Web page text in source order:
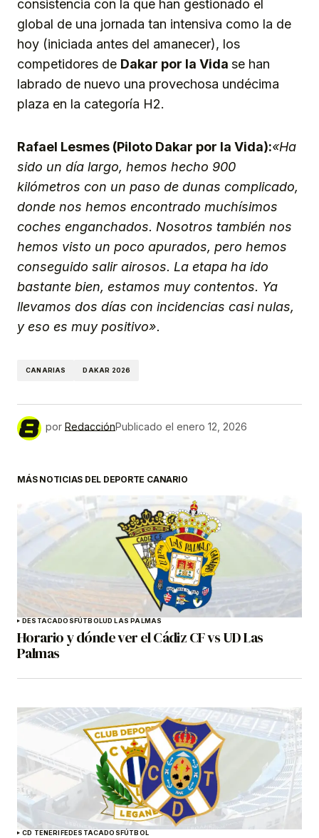
consistencia con la que han gestionado el
global de una jornada tan intensiva como la de
hoy (iniciada antes del amanecer), los
competidores de Dakar por la Vida se han
labrado de nuevo una provechosa undécima
plaza en la categoría H2.
Rafael Lesmes (Piloto Dakar por la Vida):«Ha
sido un día largo, hemos hecho 900
kilómetros con un paso de dunas complicado,
donde nos hemos encontrado muchísimos
coches enganchados. Nosotros también nos
hemos visto un poco apurados, pero hemos
conseguido salir airosos. La etapa ha ido
bastante bien, estamos muy contentos. Ya
llevamos dos días con incidencias casi nulas,
y eso es muy positivo».
CANARIAS DAKAR 2026
por RedacciónPublicado el enero 12, 2026
MÁS NOTICIAS DEL DEPORTE CANARIO
DESTACADOSFÚTBOLUD LAS PALMAS
Horario y dónde ver el Cádiz CF vs UD Las
Palmas
CD TENERIFEDESTACADOSFÚTBOL